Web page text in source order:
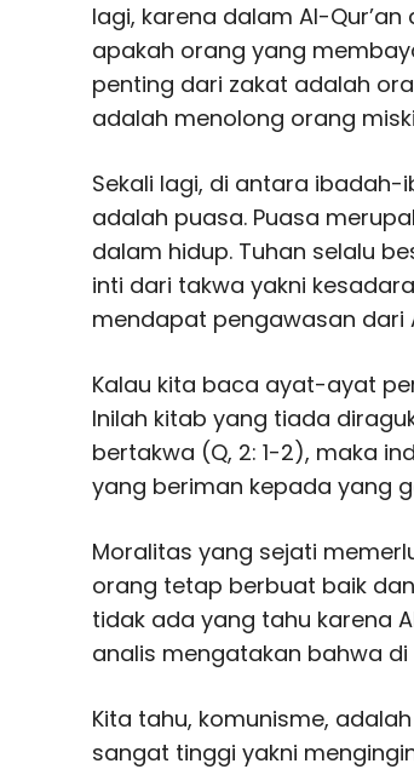
lagi, karena dalam Al-
apakah orang yang
penting dari zakat adalah
adalah menolong orang
Sekali lagi, di antara
adalah puasa. Puasa
dalam hidup. Tuhan selalu
inti dari takwa yakni
mendapat pengawasan dari
Kalau kita baca ayat-ayat
Inilah kitab yang tiada
bertakwa (Q, 2: 1-2), maka
yang beriman kepada yang
Moralitas yang sejati
orang tetap berbuat baik
tidak ada yang tahu karena
analis mengatakan bahwa
Kita tahu, komunisme,
sangat tinggi yakni